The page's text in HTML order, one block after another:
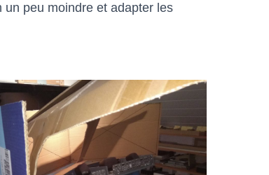
un peu moindre et adapter les